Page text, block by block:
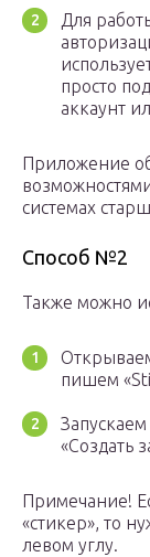
Для
просто
аккаунт
Приложение
системах
Способ №2
Также можно
пишем
«Создать
Примечание!
«стикер», то
левом углу.